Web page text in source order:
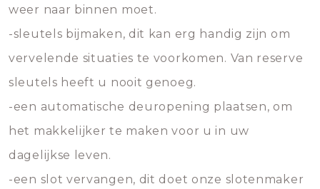
weer naar binnen moet.
-sleutels bijmaken, dit kan erg handig zijn om
vervelende situaties te voorkomen. Van reserve
sleutels heeft u nooit genoeg.
-een automatische deuropening plaatsen, om
het makkelijker te maken voor u in uw
dagelijkse leven.
-een slot vervangen, dit doet onze slotenmaker